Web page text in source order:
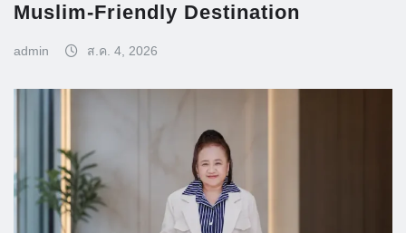
Muslim-Friendly Destination
admin ส.ค. 4, 2026